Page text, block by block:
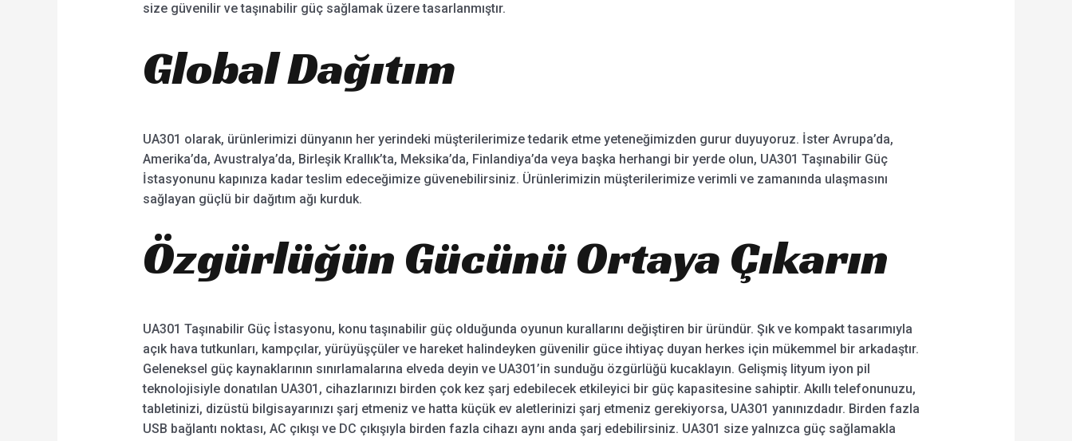
size güvenilir ve taşınabilir güç sağlamak üzere tasarlanmıştır.
Global Dağıtım
UA301 olarak, ürünlerimizi dünyanın her yerindeki müşterilerimize tedarik etme yeteneğimizden gurur duyuyoruz. İster Avrupa’da,
Amerika’da, Avustralya’da, Birleşik Krallık’ta, Meksika’da, Finlandiya’da veya başka herhangi bir yerde olun, UA301 Taşınabilir Güç
İstasyonunu kapınıza kadar teslim edeceğimize güvenebilirsiniz. Ürünlerimizin müşterilerimize verimli ve zamanında ulaşmasını
sağlayan güçlü bir dağıtım ağı kurduk.
Özgürlüğün Gücünü Ortaya Çıkarın
UA301 Taşınabilir Güç İstasyonu, konu taşınabilir güç olduğunda oyunun kurallarını değiştiren bir üründür. Şık ve kompakt tasarımıyla
açık hava tutkunları, kampçılar, yürüyüşçüler ve hareket halindeyken güvenilir güce ihtiyaç duyan herkes için mükemmel bir arkadaştır.
Geleneksel güç kaynaklarının sınırlamalarına elveda deyin ve UA301’in sunduğu özgürlüğü kucaklayın. Gelişmiş lityum iyon pil
teknolojisiyle donatılan UA301, cihazlarınızı birden çok kez şarj edebilecek etkileyici bir güç kapasitesine sahiptir. Akıllı telefonunuzu,
tabletinizi, dizüstü bilgisayarınızı şarj etmeniz ve hatta küçük ev aletlerinizi şarj etmeniz gerekiyorsa, UA301 yanınızdadır. Birden fazla
USB bağlantı noktası, AC çıkışı ve DC çıkışıyla birden fazla cihazı aynı anda şarj edebilirsiniz. UA301 size yalnızca güç sağlamakla